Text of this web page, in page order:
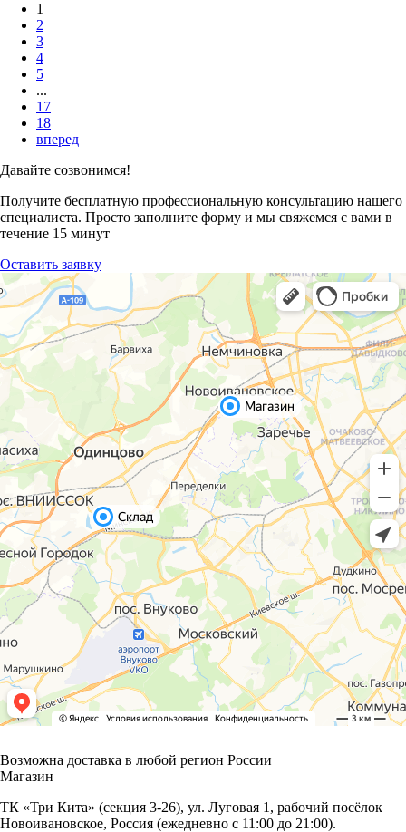
1
2
3
4
5
...
17
18
вперед
Давайте созвонимся!
Получите бесплатную профессиональную консультацию нашего
специалиста. Просто заполните форму и мы свяжемся с вами в
течение 15 минут
Оставить заявку
Возможна доставка в любой регион России
Магазин
ТК «Три Кита» (секция 3-26), ул. Луговая 1, рабочий посёлок
Новоивановское, Россия (ежедневно с 11:00 до 21:00).